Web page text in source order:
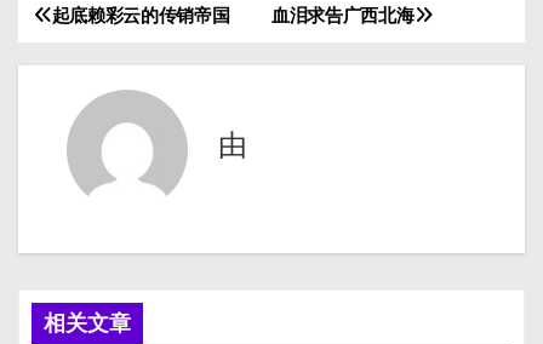
文
章
导
航
血泪求告广西北海
起底赖彩云的传销帝国
由
相关文章